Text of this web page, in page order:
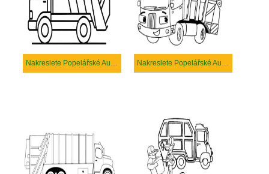
Nakreslete Popelářské Auto zdarma prostý tisknutelné Nakreslete Popelářské Auto zdarma prostý